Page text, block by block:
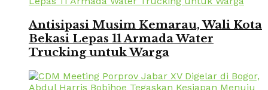
Antisipasi Musim Kemarau, Wali Kota
Bekasi Lepas 11 Armada Water
Trucking untuk Warga